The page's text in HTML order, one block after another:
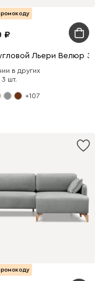
серый Льери Велюр
в других
3 шт.
+107